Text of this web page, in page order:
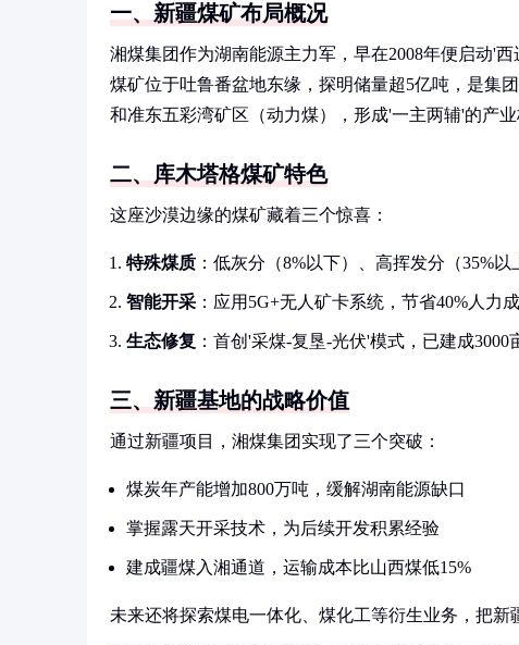
一、新疆煤矿布局概况
湘煤集团作为湖南能源主力军，早在2008年便启动'
煤矿位于吐鲁番盆地东缘，探明储量超5亿吨，是集
和准东五彩湾矿区（动力煤），形成'一主两辅'的产业
二、库木塔格煤矿特色
这座沙漠边缘的煤矿藏着三个惊喜：
特殊煤质 ：低灰分（8%以下）、高挥发分（35%
智能开采 ：应用5G+无人矿卡系统，节省40%人力
生态修复 ：首创'采煤-复垦-光伏'模式，已建成3000
三、新疆基地的战略价值
通过新疆项目，湘煤集团实现了三个突破：
煤炭年产能增加800万吨，缓解湖南能源缺口
掌握露天开采技术，为后续开发积累经验
建成疆煤入湘通道，运输成本比山西煤低15%
未来还将探索煤电一体化、煤化工等衍生业务，把新